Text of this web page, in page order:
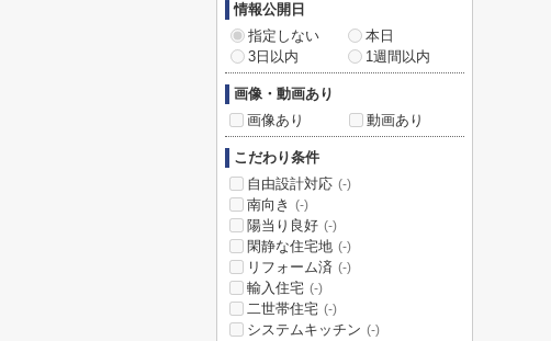
情報公開日
指定しない
本日
3日以内
1週間以内
画像・動画あり
画像あり
動画あり
こだわり条件
自由設計対応 (-)
南向き (-)
陽当り良好 (-)
閑静な住宅地 (-)
リフォーム済 (-)
輸入住宅 (-)
二世帯住宅 (-)
システムキッチン (-)